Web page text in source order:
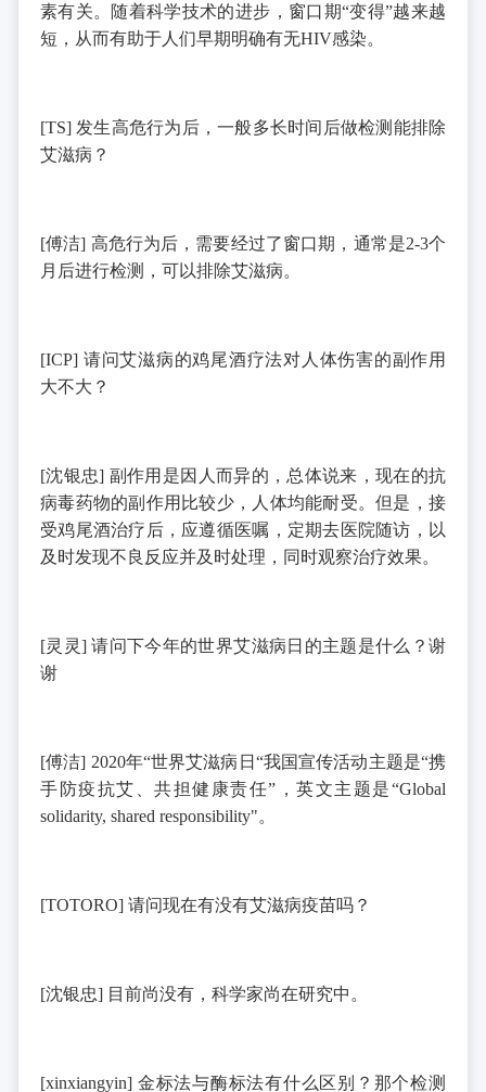
素有关。随着科学技术的进步，窗口期“变得”越来越
短，从而有助于人们早期明确有无HIV感染。
[TS] 发生高危行为后，一般多长时间后做检测能排除
艾滋病？
[傅洁] 高危行为后，需要经过了窗口期，通常是2-3个
月后进行检测，可以排除艾滋病。
[ICP] 请问艾滋病的鸡尾酒疗法对人体伤害的副作用
大不大？
[沈银忠] 副作用是因人而异的，总体说来，现在的抗
病毒药物的副作用比较少，人体均能耐受。但是，接
受鸡尾酒治疗后，应遵循医嘱，定期去医院随访，以
及时发现不良反应并及时处理，同时观察治疗效果。
[灵灵]请问下今年的世界艾滋病日的主题是什么？谢
谢
[傅洁] 2020年“世界艾滋病日“我国宣传活动主题是“携
手防疫抗艾、共担健康责任”，英文主题是“Global
solidarity, shared responsibility"。
[TOTORO] 请问现在有没有艾滋病疫苗吗？
[沈银忠] 目前尚没有，科学家尚在研究中。
[xinxiangyin] 金标法与酶标法有什么区别？那个检测